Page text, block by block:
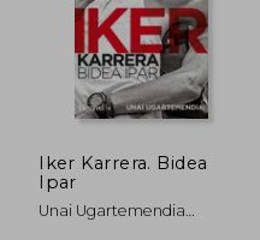
Iker Karrera. Bidea
Ipar
Unai Ugartemendia